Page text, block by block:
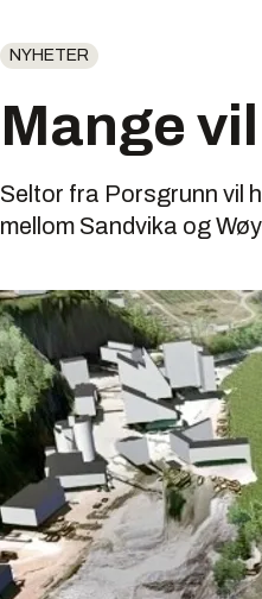
NYHETER
Mange
Seltor fra Porsgrunn vil
mellom Sandvika og